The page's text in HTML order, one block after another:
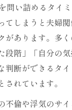
問い詰めるタイ
てしまうと夫婦
があります。多
段階」「自分の
判断ができるタ
されています。
不倫や浮気のサ